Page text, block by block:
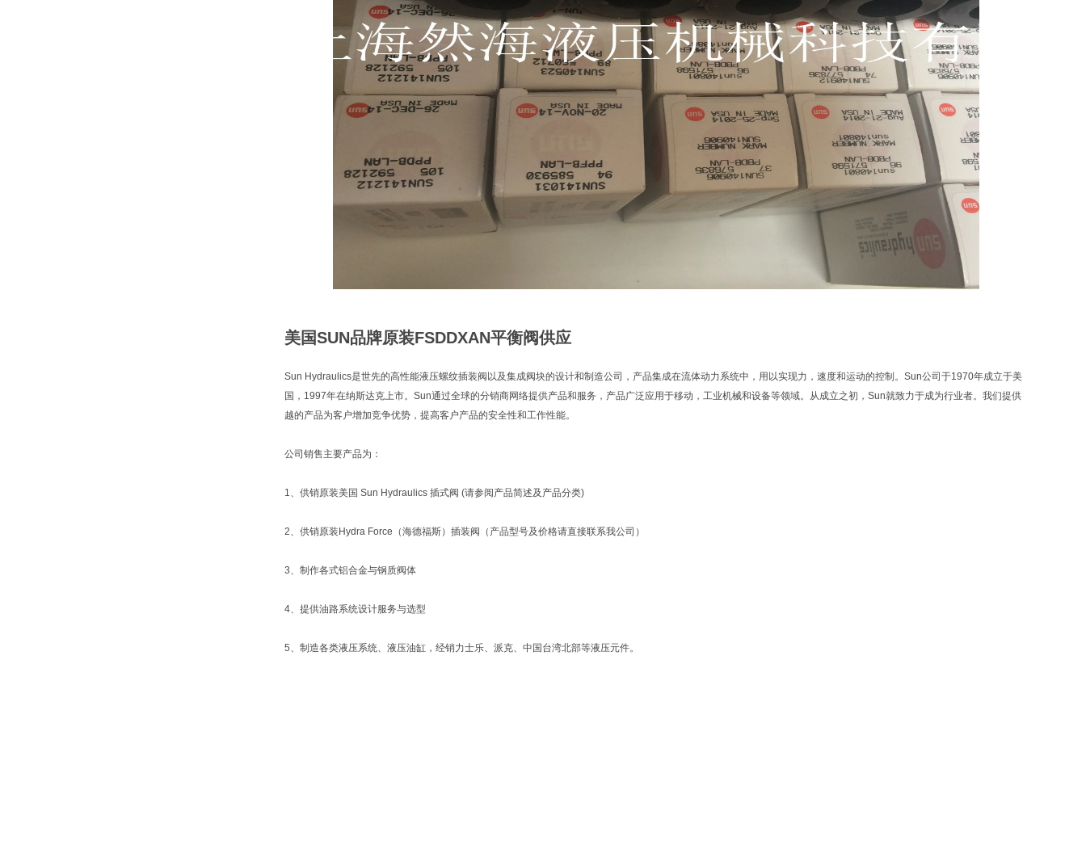
美国SUN品牌原装FSDDXAN平衡阀供应
Sun Hydraulics是世先的高性能液压螺纹插装阀以及集成阀块的设计和制造公司，产品集成在流体动力系统中，用以实现力，速度和运动的控制。Sun公司于1970年成立于美
国，1997年在纳斯达克上市。Sun通过全球的分销商网络提供产品和服务，产品广泛应用于移动，工业机械和设备等领域。从成立之初，Sun就致力于成为行业者。我们提供
越的产品为客户增加竞争优势，提高客户产品的安全性和工作性能。
公司销售主要产品为：
1、供销原装美国 Sun Hydraulics 插式阀 (请参阅产品简述及产品分类)
2、供销原装Hydra Force（海德福斯）插装阀（产品型号及价格请直接联系我公司）
3、制作各式铝合金与钢质阀体
4、提供油路系统设计服务与选型
5、制造各类液压系统、液压油缸，经销力士乐、派克、中国台湾北部等液压元件。